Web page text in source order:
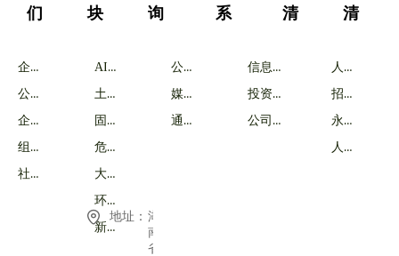
块
地址： 湖
南
省
企业简介
公司战略
企业荣耀
组织架构
社会责任
们
AI智能体
土壤修复
固废处理
危废处置
大气治理
环境咨询
新能源
询
公司新闻
媒体报道
通知公告
信息披露
投资者交流
公司治理
系
清
人才战略
招聘岗位
永清福利
人才激励
清